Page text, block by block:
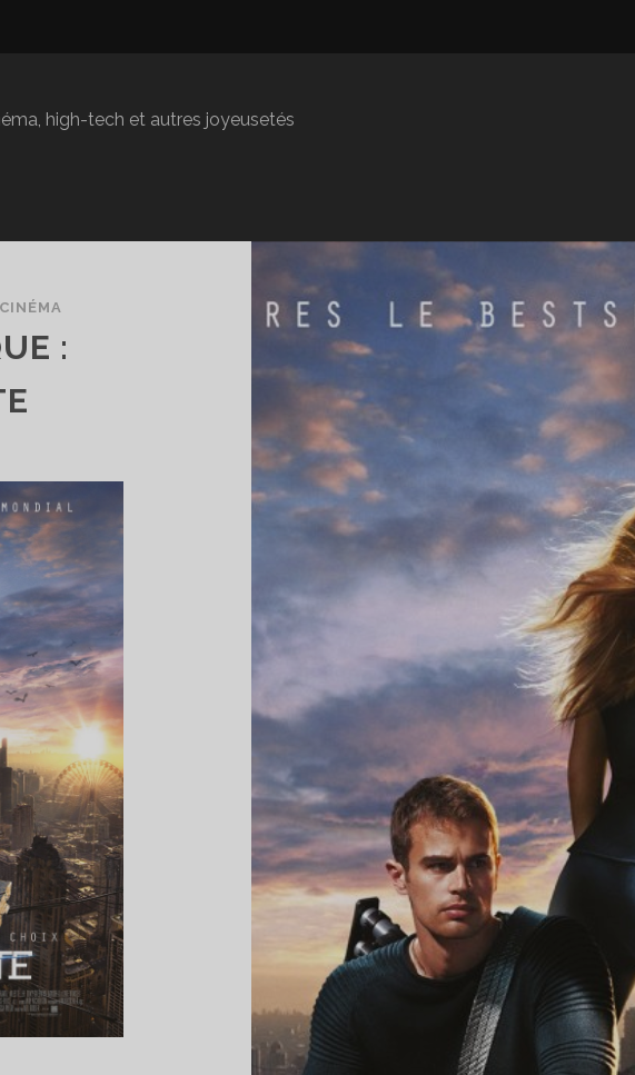
high-tech et autres joyeusetés
CINÉMA
: